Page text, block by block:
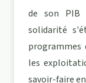
de son
solidarité
programmes
les
savoir-faire